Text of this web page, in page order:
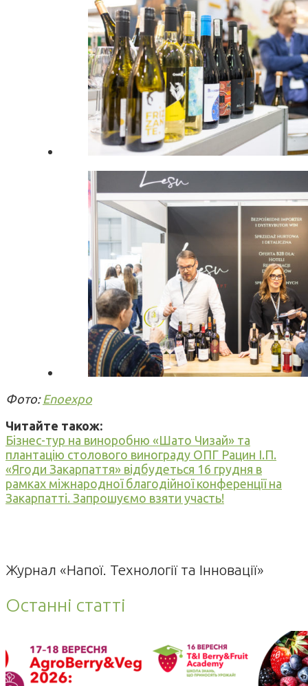
Фото: Enoexpo
Читайте також:
Бізнес-тур на виноробню «Шато Чизай» та
плантацію столового винограду ОПГ Рацин І.П.
«Ягоди Закарпаття» відбудеться 16 грудня в
рамках міжнародної благодійної конференції на
Закарпатті. Запрошуємо взяти участь!
Журнал «Напої. Технології та Інновації»
Останні статті